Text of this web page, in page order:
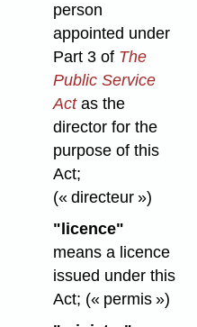
person
appointed under
Part 3 of The
Public Service
Actas the
director for the
purpose of this
Act;
(« directeur »)
"licence"
means a licence
issued under this
Act; (« permis »)